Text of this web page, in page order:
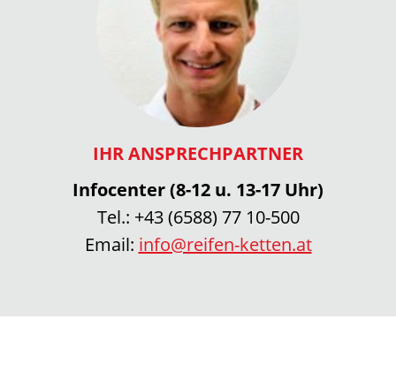
IHR ANSPRECHPARTNER
Infocenter (8-12 u. 13-17 Uhr)
Tel.: +43 (6588) 77 10-500
Email: info@reifen-ketten.at